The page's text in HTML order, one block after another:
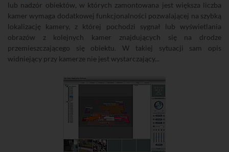
lub nadzór obiektów, w których zamontowana jest większa liczba
kamer wymaga dodatkowej funkcjonalności pozwalającej na szybką
lokalizację kamery, z której pochodzi sygnał lub wyświetlania
obrazów z kolejnych kamer znajdujących się na drodze
przemieszczającego się obiektu. W takiej sytuacji sam opis
widniejący przy kamerze nie jest wystarczający...